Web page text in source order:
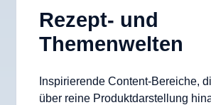
Rezept- und
Themenwelten
Inspirierende Content-Bereiche,
über reine Produktdarstellung